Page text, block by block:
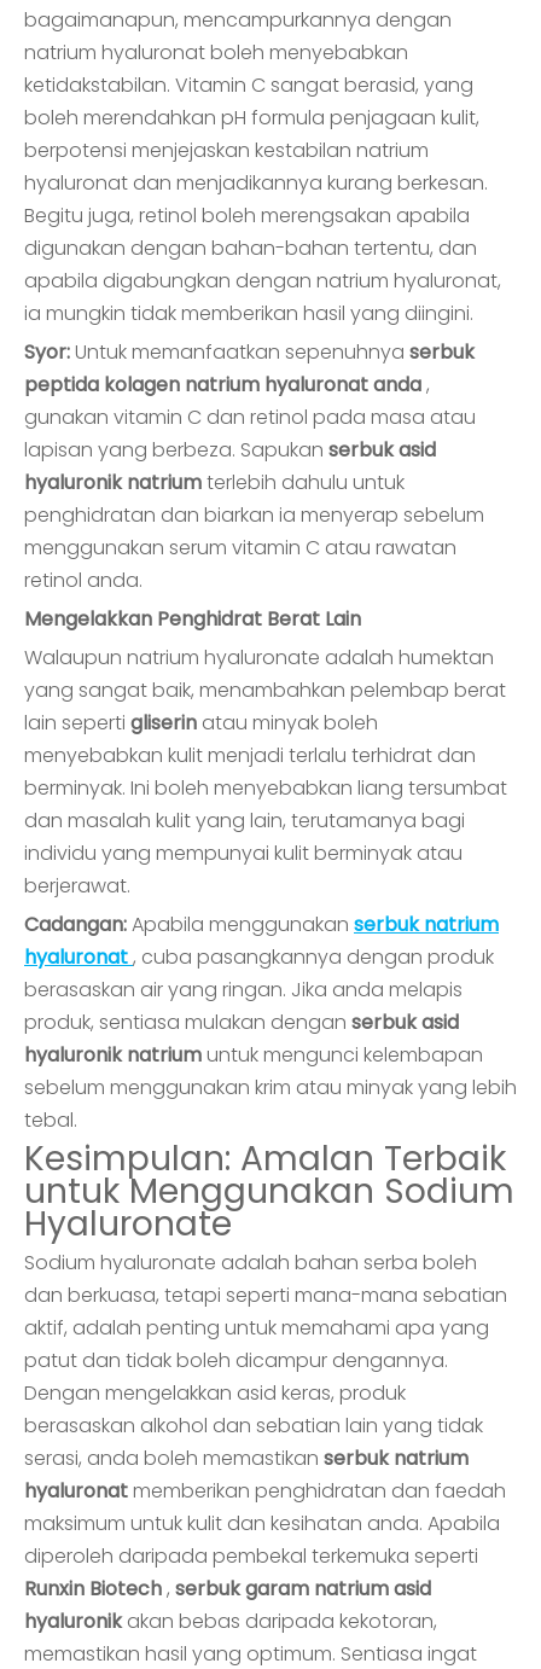
bagaimanapun, mencampurkannya dengan
natrium hyaluronat boleh menyebabkan
ketidakstabilan. Vitamin C sangat berasid, yang
boleh merendahkan pH formula penjagaan kulit,
berpotensi menjejaskan kestabilan natrium
hyaluronat dan menjadikannya kurang berkesan.
Begitu juga, retinol boleh merengsakan apabila
digunakan dengan bahan-bahan tertentu, dan
apabila digabungkan dengan natrium hyaluronat,
ia mungkin tidak memberikan hasil yang diingini.
Syor:Untuk memanfaatkan sepenuhnya serbuk
peptida kolagen natrium hyaluronat anda,
gunakan vitamin C dan retinol pada masa atau
lapisan yang berbeza. Sapukan serbuk asid
hyaluronik natriumterlebih dahulu untuk
penghidratan dan biarkan ia menyerap sebelum
menggunakan serum vitamin C atau rawatan
retinol anda.
Mengelakkan Penghidrat Berat Lain
Walaupun natrium hyaluronate adalah humektan
yang sangat baik, menambahkan pelembap berat
lain seperti gliserin atau minyak boleh
menyebabkan kulit menjadi terlalu terhidrat dan
berminyak. Ini boleh menyebabkan liang tersumbat
dan masalah kulit yang lain, terutamanya bagi
individu yang mempunyai kulit berminyak atau
berjerawat.
Cadangan:Apabila menggunakan serbuk natrium
hyaluronat, cuba pasangkannya dengan produk
berasaskan air yang ringan. Jika anda melapis
produk, sentiasa mulakan dengan serbuk asid
hyaluronik natriumuntuk mengunci kelembapan
sebelum menggunakan krim atau minyak yang lebih
tebal.
Kesimpulan: Amalan Terbaik
untuk Menggunakan Sodium
Hyaluronate
Sodium hyaluronate adalah bahan serba boleh
dan berkuasa, tetapi seperti mana-mana sebatian
aktif, adalah penting untuk memahami apa yang
patut dan tidak boleh dicampur dengannya.
Dengan mengelakkan asid keras, produk
berasaskan alkohol dan sebatian lain yang tidak
serasi, anda boleh memastikan serbuk natrium
hyaluronatmemberikan penghidratan dan faedah
maksimum untuk kulit dan kesihatan anda. Apabila
diperoleh daripada pembekal terkemuka seperti
Runxin Biotech, serbuk garam natrium asid
hyaluronikakan bebas daripada kekotoran,
memastikan hasil yang optimum. Sentiasa ingat